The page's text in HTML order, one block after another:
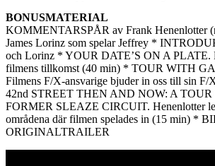
BONUSMATERIAL
KOMMENTARSPÅR av Frank Henenlotter
James Lorinz som spelar Jeffrey *
och Lorinz * YOUR DATE’S ON A PLATE.
filmens tillkomst (40 min) * TOUR WITH
Filmens F/X-ansvarige bjuder in oss till sin
42nd STREET THEN AND NOW: A TOUR
FORMER SLEAZE CIRCUIT. Henenlotter
områdena där filmen spelades in (15 min) *
ORIGINALTRAILER